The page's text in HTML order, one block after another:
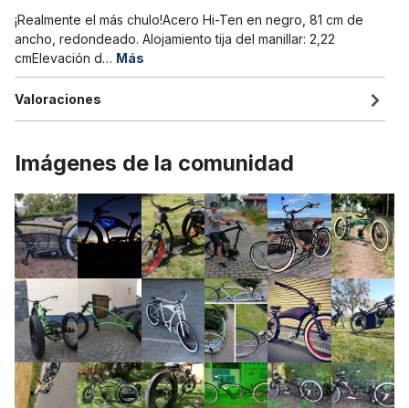
¡Realmente el más chulo!Acero Hi-Ten en negro, 81 cm de
ancho, redondeado. Alojamiento tija del manillar: 2,22
cmElevación d… Más
Valoraciones
Imágenes de la comunidad